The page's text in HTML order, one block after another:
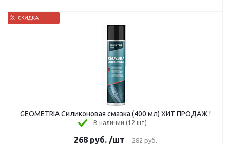
GEOMETRIA Силиконовая смазка (400 мл) ХИТ ПРОДАЖ !
В наличии (12 шт)
268 руб. /шт 282руб.